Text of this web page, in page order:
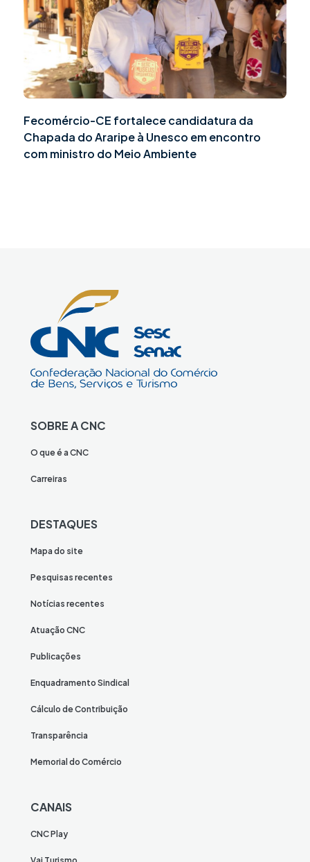
Fecomércio-CE fortalece candidatura da
Chapada do Araripe à Unesco em encontro
com ministro do Meio Ambiente
SOBRE A CNC
O que é a CNC
Carreiras
DESTAQUES
Mapa do site
Pesquisas recentes
Notícias recentes
Atuação CNC
Publicações
Enquadramento Sindical
Cálculo de Contribuição
Transparência
Memorial do Comércio
CANAIS
CNC Play